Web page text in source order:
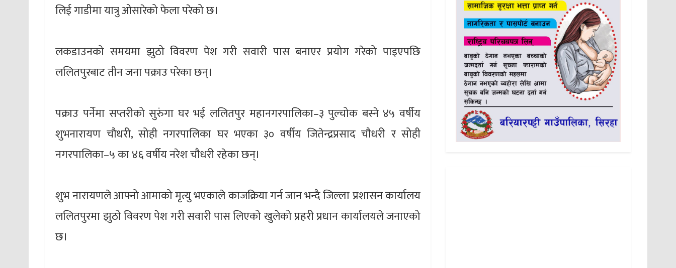
लिई गाडीमा यात्रु ओसारेको फेला परेको छ।
लकडाउनको समयमा झुठो विवरण पेश गरी सवारी पास बनाएर प्रयोग गरेको पाइएपछि
ललितपुरबाट तीन जना पक्राउ परेका छन्।
पक्राउ पर्नेमा सप्तरीको सुरुंगा घर भई ललितपुर महानगरपालिका–३ पुल्चोक बस्ने ४५ वर्षीय
शुभनारायण चौधरी, सोही नगरपालिका घर भएका ३० वर्षीय जितेन्द्रप्रसाद चौधरी र सोही
नगरपालिका–५ का ४६ वर्षीय नरेश चौधरी रहेका छन्।
शुभ नारायणले आफ्नो आमाको मृत्यु भएकाले काजक्रिया गर्न जान भन्दै जिल्ला प्रशासन कार्यालय
ललितपुरमा झुठो विवरण पेश गरी सवारी पास लिएको खुलेको प्रहरी प्रधान कार्यालयले जनाएको
छ।